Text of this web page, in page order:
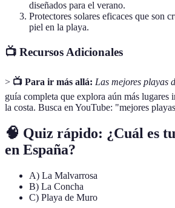
diseñados para el verano.
Protectores solares eficaces que son
piel en la playa.
📺 Recursos Adicionales
> 📺 Para ir más allá: Las mejores playas
guía completa que explora aún más lugares
la costa. Busca en YouTube: "mejores
🧠 Quiz rápido: ¿Cuál es
en España?
A) La Malvarrosa
B) La Concha
C) Playa de Muro